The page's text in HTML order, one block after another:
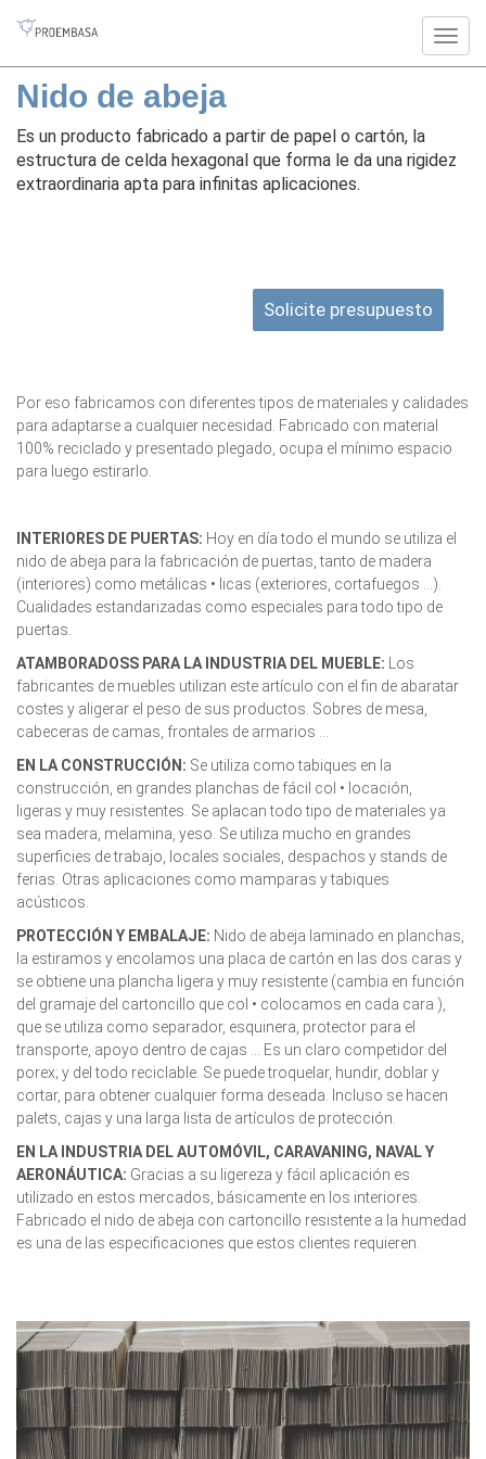
Nido de abeja
Es un producto fabricado a partir de papel o cartón, la
estructura de celda hexagonal que forma le da una rigidez
extraordinaria apta para infinitas aplicaciones.
Solicite presupuesto
Por eso fabricamos con diferentes tipos de materiales y calidades
para adaptarse a cualquier necesidad. Fabricado con material
100% reciclado y presentado plegado, ocupa el mínimo espacio
para luego estirarlo.
INTERIORES DE PUERTAS: Hoy en día todo el mundo se utiliza el
nido de abeja para la fabricación de puertas, tanto de madera
(interiores) como metálicas • licas (exteriores, cortafuegos ...).
Cualidades estandarizadas como especiales para todo tipo de
puertas.
ATAMBORADOSS PARA LA INDUSTRIA DEL MUEBLE:
Los
fabricantes de muebles utilizan este artículo con el fin de abaratar
costes y aligerar el peso de sus productos. Sobres de mesa,
cabeceras de camas, frontales de armarios ...
EN LA CONSTRUCCIÓN: Se utiliza como tabiques en la
construcción, en grandes planchas de fácil col • locación,
ligeras y muy resistentes. Se aplacan todo tipo de materiales ya
sea madera, melamina, yeso. Se utiliza mucho en grandes
superficies de trabajo, locales sociales, despachos y stands de
ferias. Otras aplicaciones como mamparas y tabiques
acústicos.
PROTECCIÓN Y EMBALAJE: Nido de abeja laminado en planchas,
la estiramos y encolamos una placa de cartón en las dos caras y
se obtiene una plancha ligera y muy resistente (cambia en función
del gramaje del cartoncillo que col • colocamos en cada cara ),
que se utiliza como separador, esquinera, protector para el
transporte, apoyo dentro de cajas ... Es un claro competidor del
porex; y del todo reciclable. Se puede troquelar, hundir, doblar y
cortar, para obtener cualquier forma deseada. Incluso se hacen
palets, cajas y una larga lista de artículos de protección.
EN LA INDUSTRIA DEL AUTOMÓVIL, CARAVANING, NAVAL Y
AERONÁUTICA: Gracias a su ligereza y fácil aplicación es
utilizado en estos mercados, básicamente en los interiores.
Fabricado el nido de abeja con cartoncillo resistente a la humedad
es una de las especificaciones que estos clientes requieren.